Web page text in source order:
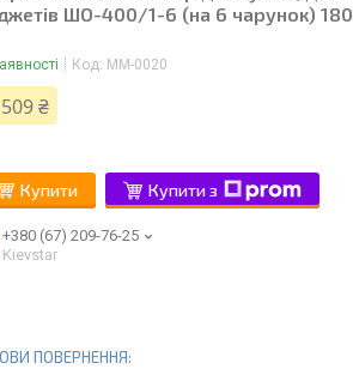
ШО-400/1-6 (на 6 чарунок)
Код: ММ-0020
₴
Купити Купити з
+380 (67) 209-76-25
Kievstar